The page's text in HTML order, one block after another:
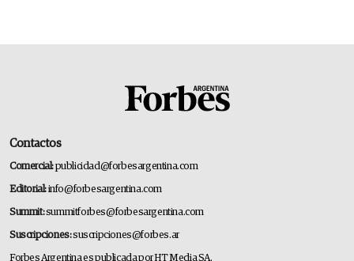
Contactos
Comercial:publicidad@forbesargentina.com
Editorial:info@forbesargentina.com
Summit:summitforbes@forbesargentina.com
Suscripciones:suscripciones@forbes.ar
Forbes Argentina es publicada por HT Media SA.